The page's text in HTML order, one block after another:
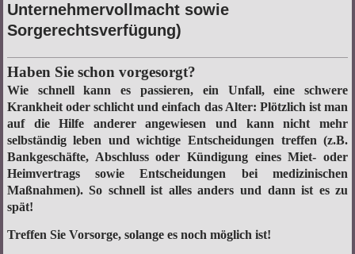
Unternehmervollmacht sowie
Sorgerechtsverfügung)
Haben Sie schon vorgesorgt?
Wie schnell kann es passieren, ein Unfall, eine schwere
Krankheit oder schlicht und einfach das Alter: Plötzlich ist man
auf die Hilfe anderer angewiesen und kann nicht mehr
selbständig leben und wichtige Entscheidungen treffen (z.B.
Bankgeschäfte, Abschluss oder Kündigung eines Miet- oder
Heimvertrags sowie Entscheidungen bei medizinischen
Maßnahmen). So schnell ist alles anders und dann ist es zu
spät!
Treffen Sie Vorsorge, solange es noch möglich ist!